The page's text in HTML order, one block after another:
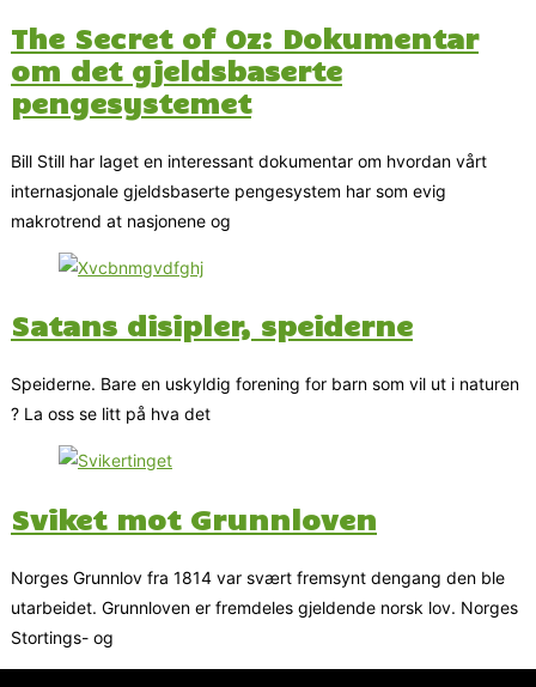
The Secret of Oz: Dokumentar
om det gjeldsbaserte
pengesystemet
Bill Still har laget en interessant dokumentar om hvordan vårt
internasjonale gjeldsbaserte pengesystem har som evig
makrotrend at nasjonene og
Satans disipler, speiderne
Speiderne. Bare en uskyldig forening for barn som vil ut i naturen
? La oss se litt på hva det
Sviket mot Grunnloven
Norges Grunnlov fra 1814 var svært fremsynt dengang den ble
utarbeidet. Grunnloven er fremdeles gjeldende norsk lov. Norges
Stortings- og